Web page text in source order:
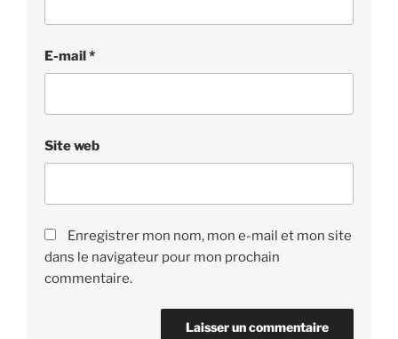
E-mail*
Site web
Enregistrer mon nom, mon e-mail et mon site
dans le navigateur pour mon prochain
commentaire.